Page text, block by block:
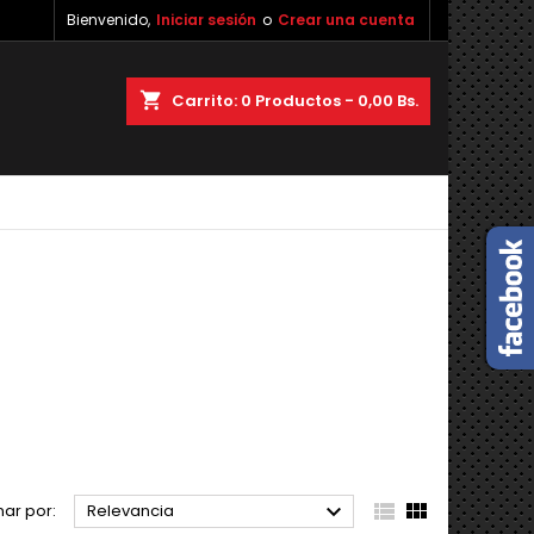
Bienvenido, Iniciar sesión o Crear una cuenta
shopping_cart Carrito: 0 Productos - 0,00 Bs.
por: Relevancia   